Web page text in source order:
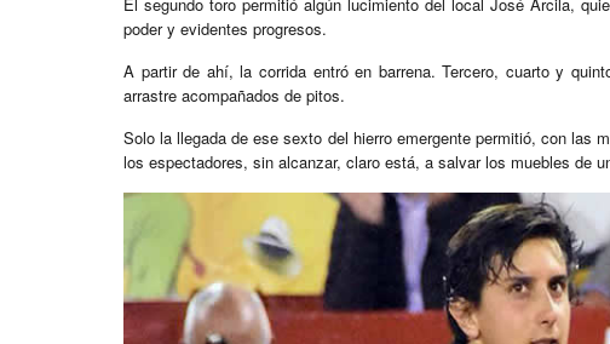
poder y evidentes progresos.
A partir de ahí, la corrida entró en barrena. Tercero, cuarto y
arrastre acompañados de pitos.
Solo la llegada de ese sexto del hierro emergente permitió, con las
los espectadores, sin alcanzar, claro está, a salvar los muebles de